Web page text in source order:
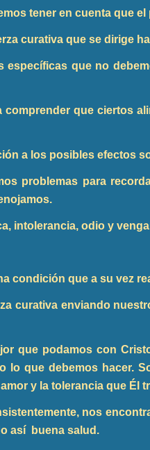
tener en cuenta que
curativa que se dirige
que no
que ciertos
a los posibles efectos
problemas para
intolerancia, odio y
condición que a su vez
curativa enviando
que podamos con
lo que debemos hacer.
y la tolerancia que Él
nos
así buena salud.